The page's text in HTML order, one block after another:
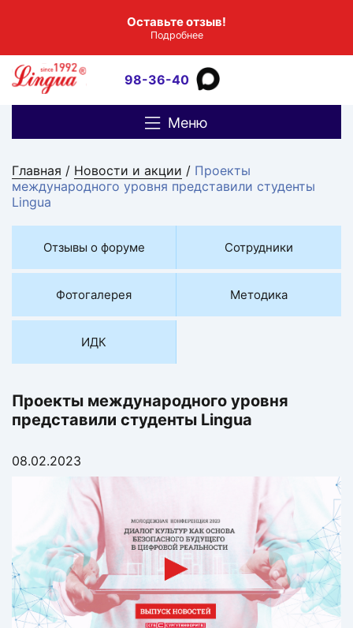
Оставьте отзыв!
Подробнее
98-36-40
Меню
Главная / Новости и акции / Проекты
международного уровня представили студенты
Lingua
Отзывы о форуме Сотрудники
Фотогалерея Методика
ИДК
Проекты международного уровня
представили студенты Lingua
08.02.2023